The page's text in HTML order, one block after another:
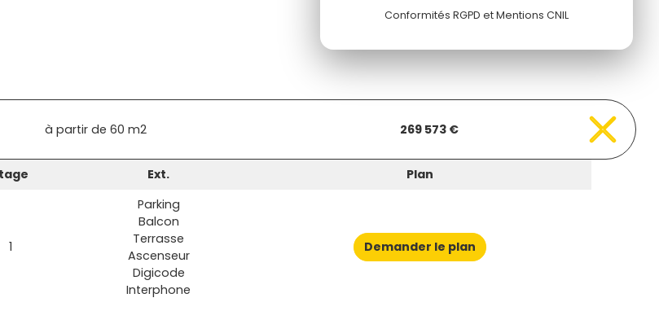
Conformités RGPD et Mentions CNIL
à partir de 60 m2 269 573 €
Ext. Plan
1
Parking
Balcon
Terrasse
Ascenseur
Digicode
Interphone
Demander le plan